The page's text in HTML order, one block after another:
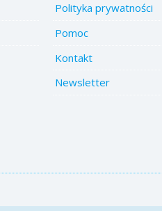
Polityka prywatności
Pomoc
Kontakt
Newsletter